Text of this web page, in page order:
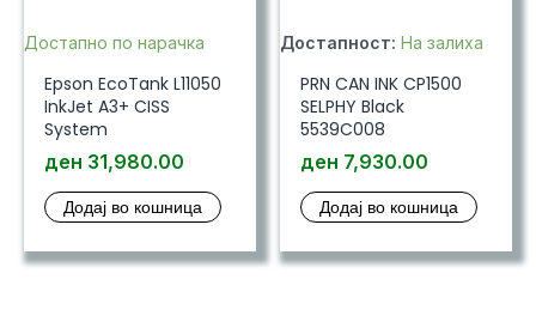
Достапно по нарачка
Epson EcoTank L11050
InkJet A3+ CISS
System
ден 31,980.00
Додај во кошница
Достапност: На залиха
PRN CAN INK CP1500
SELPHY Black
5539C008
ден 7,930.00
Додај во кошница